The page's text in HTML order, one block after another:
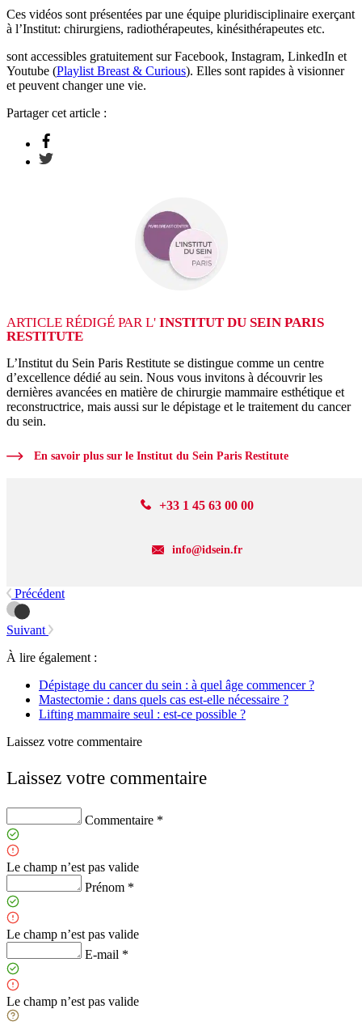
Ces vidéos sont présentées par une équipe pluridisciplinaire exerçant
à l’Institut: chirurgiens, radiothérapeutes, kinésithérapeutes etc.
sont accessibles gratuitement sur Facebook, Instagram, LinkedIn et
Youtube (Playlist Breast & Curious). Elles sont rapides à visionner
et peuvent changer une vie.
Partager cet article :
ARTICLE RÉDIGÉ PAR L' INSTITUT DU SEIN PARIS
RESTITUTE
L’Institut du Sein Paris Restitute se distingue comme un centre
d’excellence dédié au sein. Nous vous invitons à découvrir les
dernières avancées en matière de chirurgie mammaire esthétique et
reconstructrice, mais aussi sur le dépistage et le traitement du cancer
du sein.
En savoir plus sur le Institut du Sein Paris Restitute
+33 1 45 63 00 00
info@idsein.fr
Précédent
Suivant
À lire également :
Dépistage du cancer du sein : à quel âge commencer ?
Mastectomie : dans quels cas est-elle nécessaire ?
Lifting mammaire seul : est-ce possible ?
Laissez votre commentaire
Laissez votre commentaire
Commentaire *
Le champ n’est pas valide
Prénom *
Le champ n’est pas valide
E-mail *
Le champ n’est pas valide